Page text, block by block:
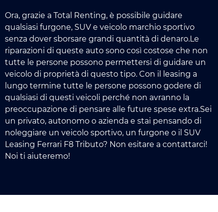
Ora, grazie a Total Renting, è possibile guidare
qualsiasi furgone, SUV e veicolo marchio sportivo
senza dover sborsare grandi quantità di denaro.Le
riparazioni di queste auto sono così costose che non
tutte le persone possono permettersi di guidare un
veicolo di proprietà di questo tipo. Con il leasing a
lungo termine tutte le persone possono godere di
qualsiasi di questi veicoli perché non avranno la
preoccupazione di pensare alle future spese extra.Sei
un privato, autonomo o azienda e stai pensando di
noleggiare un veicolo sportivo, un furgone o il SUV
Leasing Ferrari F8 Tributo? Non esitare a contattarci!
Noi ti aiuteremo!